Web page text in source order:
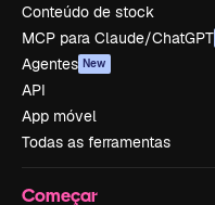
Conteúdo de stock
MCP para Claude/ChatGPT
Agentes New
API
App móvel
Todas as ferramentas
Começar